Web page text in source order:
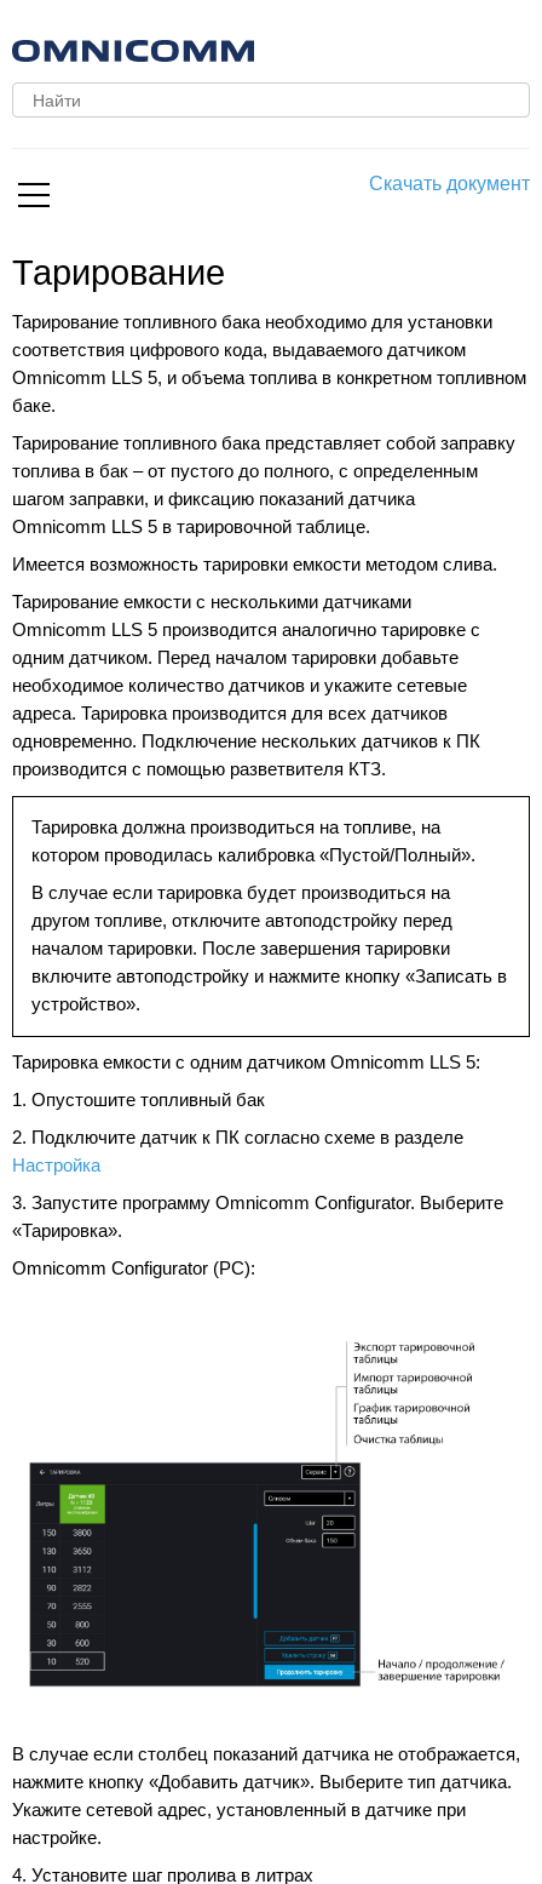
Скачать документ
Тарирование
Тарирование топливного бака необходимо для установки
соответствия цифрового кода, выдаваемого датчиком
Omnicomm LLS 5, и объема топлива в конкретном топливном
баке.
Тарирование топливного бака представляет собой заправку
топлива в бак – от пустого до полного, с определенным
шагом заправки, и фиксацию показаний датчика
Omnicomm LLS 5 в тарировочной таблице.
Имеется возможность тарировки емкости методом слива.
Тарирование емкости с несколькими датчиками
Omnicomm LLS 5 производится аналогично тарировке с
одним датчиком. Перед началом тарировки добавьте
необходимое количество датчиков и укажите сетевые
адреса. Тарировка производится для всех датчиков
одновременно. Подключение нескольких датчиков к ПК
производится с помощью разветвителя КТЗ.
Тарировка должна производиться на топливе, на
котором проводилась калибровка «Пустой/Полный».
В случае если тарировка будет производиться на
другом топливе, отключите автоподстройку перед
началом тарировки. После завершения тарировки
включите автоподстройку и нажмите кнопку «Записать в
устройство».
Тарировка емкости с одним датчиком Omnicomm LLS 5:
1. Опустошите топливный бак
2. Подключите датчик к ПК согласно схеме в разделе
Настройка
3. Запустите программу Omnicomm Configurator. Выберите
«Тарировка».
Omnicomm Configurator (PC):
В случае если столбец показаний датчика не отображается,
нажмите кнопку «Добавить датчик». Выберите тип датчика.
Укажите сетевой адрес, установленный в датчике при
настройке.
4. Установите шаг пролива в литрах